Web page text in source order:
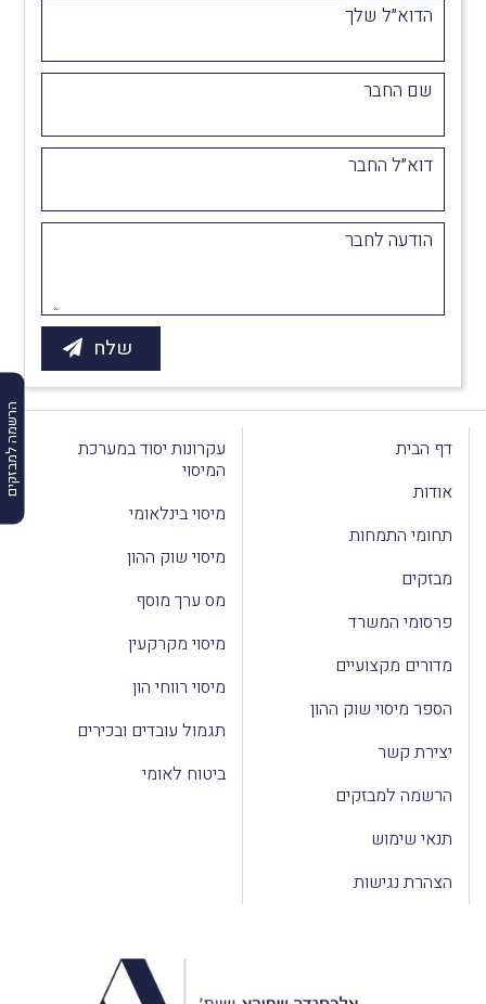
הרשמה למבזקים
הדוא״ל שלך
שם החבר
דוא״ל החבר
הודעה לחבר
דף הבית
אודות
תחומי התמחות
מבזקים
פרסומי המשרד
מדורים מקצועיים
הספר מיסוי שוק ההון
יצירת קשר
הרשמה למבזקים
תנאי שימוש
הצהרת נגישות
עקרונות יסוד במערכת
המיסוי
מיסוי בינלאומי
מיסוי שוק ההון
מס ערך מוסף
מיסוי מקרקעין
מיסוי רווחי הון
תגמול עובדים ובכירים
ביטוח לאומי